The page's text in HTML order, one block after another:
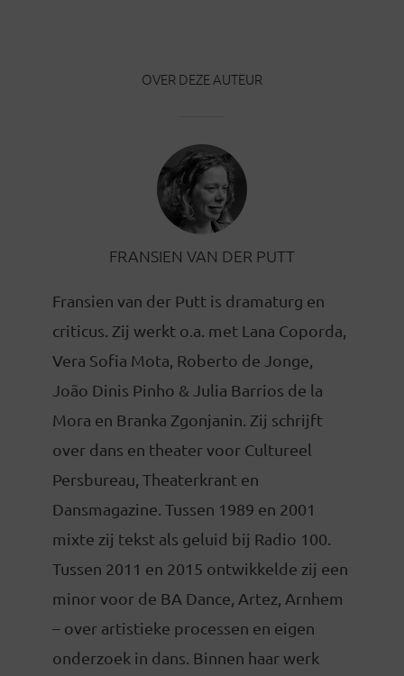
OVER DEZE AUTEUR
FRANSIEN VAN DER PUTT
Fransien van der Putt is dramaturg en
criticus. Zij werkt o.a. met Lana Coporda,
Vera Sofia Mota, Roberto de Jonge,
João Dinis Pinho & Julia Barrios de la
Mora en Branka Zgonjanin. Zij schrijft
over dans en theater voor Cultureel
Persbureau, Theaterkrant en
Dansmagazine. Tussen 1989 en 2001
mixte zij tekst als geluid bij Radio 100.
Tussen 2011 en 2015 ontwikkelde zij een
minor voor de BA Dance, Artez, Arnhem
– over artistieke processen en eigen
onderzoek in dans. Binnen haar werk